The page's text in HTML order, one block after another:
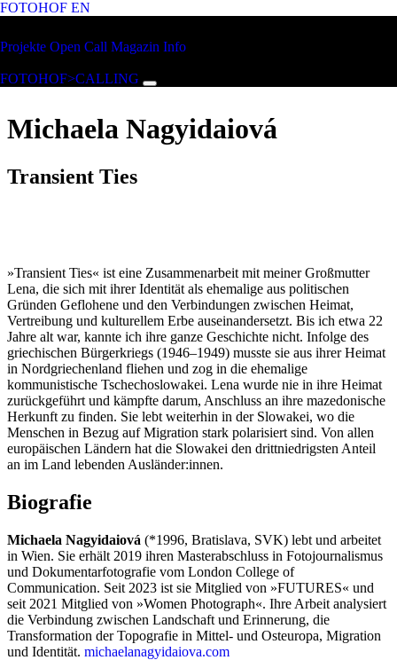
Zum Hauptinhalt springen
FOTOHOF EN
Projekte Open Call Magazin Info
FOTOHOF>CALLING
Michaela Nagyidaiová
Transient Ties
»Transient Ties« ist eine Zusammenarbeit mit meiner Großmutter
Lena, die sich mit ihrer Identität als ehemalige aus politischen
Gründen Geflohene und den Verbindungen zwischen Heimat,
Vertreibung und kulturellem Erbe auseinandersetzt. Bis ich etwa 22
Jahre alt war, kannte ich ihre ganze Geschichte nicht. Infolge des
griechischen Bürgerkriegs (1946–1949) musste sie aus ihrer Heimat
in Nordgriechenland fliehen und zog in die ehemalige
kommunistische Tschechoslowakei. Lena wurde nie in ihre Heimat
zurückgeführt und kämpfte darum, Anschluss an ihre mazedonische
Herkunft zu finden. Sie lebt weiterhin in der Slowakei, wo die
Menschen in Bezug auf Migration stark polarisiert sind. Von allen
europäischen Ländern hat die Slowakei den drittniedrigsten Anteil
an im Land lebenden Ausländer:innen.
Biografie
Michaela Nagyidaiová (*1996, Bratislava, SVK) lebt und arbeitet
in Wien. Sie erhält 2019 ihren Masterabschluss in Fotojournalismus
und Dokumentarfotografie vom London College of
Communication. Seit 2023 ist sie Mitglied von »FUTURES« und
seit 2021 Mitglied von »Women Photograph«. Ihre Arbeit analysiert
die Verbindung zwischen Landschaft und Erinnerung, die
Transformation der Topografie in Mittel- und Osteuropa, Migration
und Identität. michaelanagyidaiova.com